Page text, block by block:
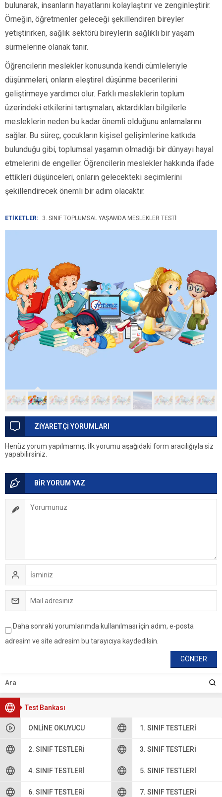
Test Bankası
ONLINE OKUYUCU 1. SINIF TESTLERI
2. SINIF TESTLERI 3. SINIF TESTLERI
4. SINIF TESTLERI 5. SINIF TESTLERI
6. SINIF TESTLERI 7. SINIF TESTLERI
bulunarak, insanların hayatlarını kolaylaştırır ve zenginleştirir.
Örneğin, öğretmenler geleceği şekillendiren bireyler
yetiştirirken, sağlık sektörü bireylerin sağlıklı bir yaşam
sürmelerine olanak tanır.
Öğrencilerin meslekler konusunda kendi cümleleriyle
düşünmeleri, onların eleştirel düşünme becerilerini
geliştirmeye yardımcı olur. Farklı mesleklerin toplum
üzerindeki etkilerini tartışmaları, aktardıkları bilgilerle
mesleklerin neden bu kadar önemli olduğunu anlamalarını
sağlar. Bu süreç, çocukların kişisel gelişimlerine katkıda
bulunduğu gibi, toplumsal yaşamın olmadığı bir dünyayı hayal
etmelerini de engeller. Öğrencilerin meslekler hakkında ifade
ettikleri düşünceleri, onların gelecekteki seçimlerini
şekillendirecek önemli bir adım olacaktır.
ETİKETLER: 3. SINIF TOPLUMSAL YAŞAMDA MESLEKLER TESTI
ZİYARETÇİ YORUMLARI
Henüz yorum yapılmamış. İlk yorumu aşağıdaki form aracılığıyla siz
yapabilirsiniz.
BİR YORUM YAZ
Daha sonraki yorumlarımda kullanılması için adım, e-posta
adresim ve site adresim bu tarayıcıya kaydedilsin.